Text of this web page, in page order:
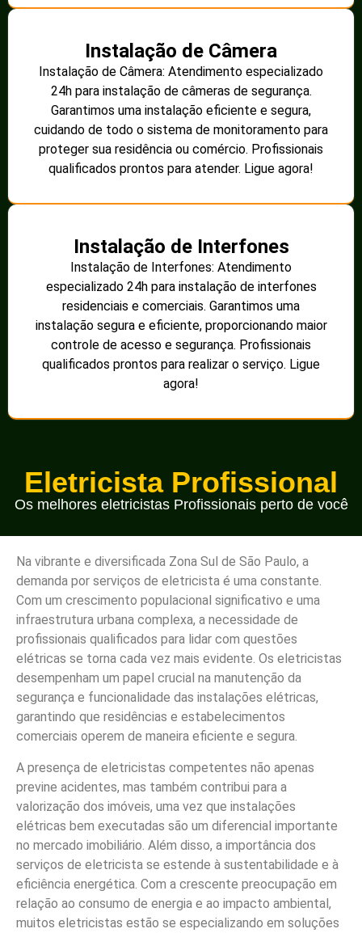
Instalação de Câmera
Instalação de Câmera: Atendimento especializado
24h para instalação de câmeras de segurança.
Garantimos uma instalação eficiente e segura,
cuidando de todo o sistema de monitoramento para
proteger sua residência ou comércio. Profissionais
qualificados prontos para atender. Ligue agora!
Instalação de Interfones
Instalação de Interfones: Atendimento
especializado 24h para instalação de interfones
residenciais e comerciais. Garantimos uma
instalação segura e eficiente, proporcionando maior
controle de acesso e segurança. Profissionais
qualificados prontos para realizar o serviço. Ligue
agora!
Eletricista Profissional
Os melhores eletricistas Profissionais perto de você
Na vibrante e diversificada Zona Sul de São Paulo, a
demanda por serviços de eletricista é uma constante.
Com um crescimento populacional significativo e uma
infraestrutura urbana complexa, a necessidade de
profissionais qualificados para lidar com questões
elétricas se torna cada vez mais evidente. Os eletricistas
desempenham um papel crucial na manutenção da
segurança e funcionalidade das instalações elétricas,
garantindo que residências e estabelecimentos
comerciais operem de maneira eficiente e segura.
A presença de eletricistas competentes não apenas
previne acidentes, mas também contribui para a
valorização dos imóveis, uma vez que instalações
elétricas bem executadas são um diferencial importante
no mercado imobiliário. Além disso, a importância dos
serviços de eletricista se estende à sustentabilidade e à
eficiência energética. Com a crescente preocupação em
relação ao consumo de energia e ao impacto ambiental,
muitos eletricistas estão se especializando em soluções